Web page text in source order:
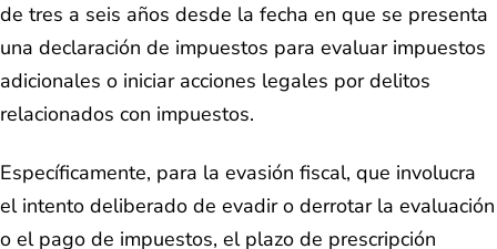
de tres a seis años desde la fecha en que se presenta
una declaración de impuestos para evaluar impuestos
adicionales o iniciar acciones legales por delitos
relacionados con impuestos.
Específicamente, para la evasión fiscal, que involucra
el intento deliberado de evadir o derrotar la evaluación
o el pago de impuestos, el plazo de prescripción